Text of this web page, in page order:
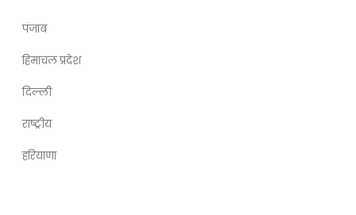
पंजाब
हिमाचल प्रदेश
दिल्ली
राष्ट्रीय
हरियाणा